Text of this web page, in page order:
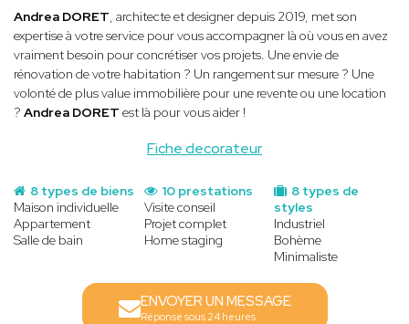
Fiche decorateur
Andrea DORET , architecte et designer depuis 2019, met son
expertise à votre service pour vous accompagner là où vous en avez
vraiment besoin pour concrétiser vos projets. Une envie de
rénovation de votre habitation ? Un rangement sur mesure ? Une
volonté de plus value immobilière pour une revente ou une location
? Andrea DORET est là pour vous aider !
8 types de biens
Maison individuelle
Appartement
Salle de bain
8 types de
styles
Industriel
Bohème
Minimaliste
10 prestations
Visite conseil
Projet complet
Home staging
ENVOYER UN MESSAGE
Réponse sous 24 heures